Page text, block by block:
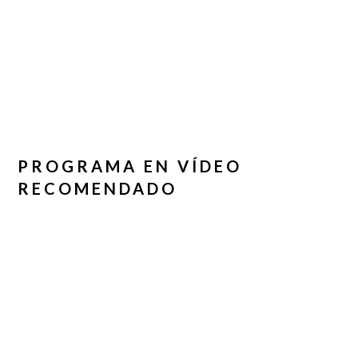
PROGRAMA EN VÍDEO
RECOMENDADO